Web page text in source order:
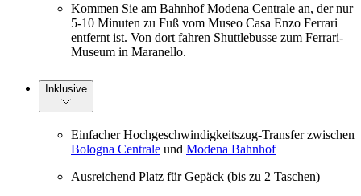
Kommen Sie am Bahnhof Modena Centrale an, der nur
5-10 Minuten zu Fuß vom Museo Casa Enzo Ferrari
entfernt ist. Von dort fahren Shuttlebusse zum Ferrari-
Museum in Maranello.
Inklusive
Einfacher Hochgeschwindigkeitszug-Transfer zwischen
Bologna Centrale und Modena Bahnhof
Ausreichend Platz für Gepäck (bis zu 2 Taschen)